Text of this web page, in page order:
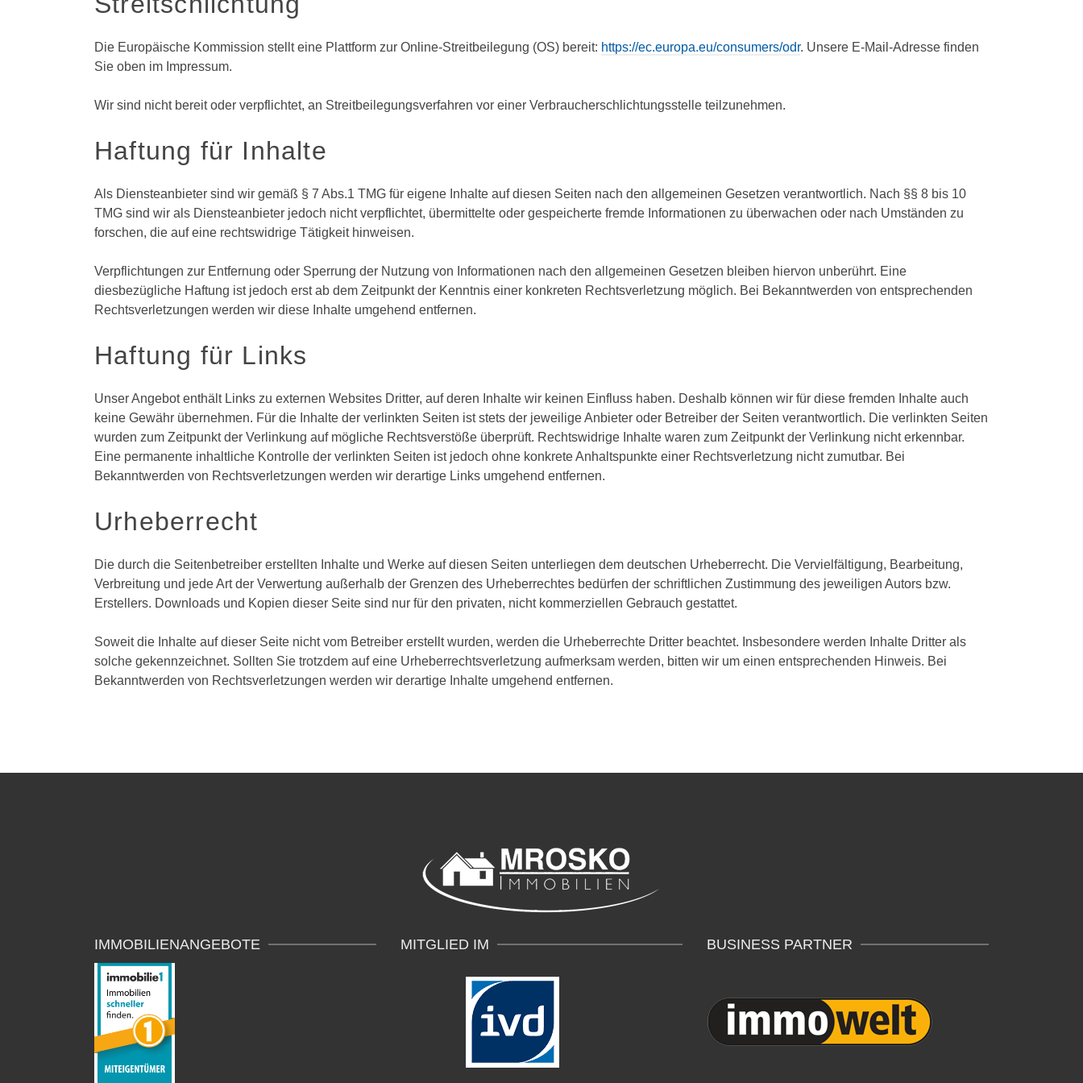
Die Europäische Kommission stellt eine Plattform zur Online-Streitbeilegung (OS) bereit: https://ec.europa.eu/consumers/odr. Unsere E-Mail-Adresse finden
Sie oben im Impressum.
Wir sind nicht bereit oder verpflichtet, an Streitbeilegungsverfahren vor einer Verbraucherschlichtungsstelle teilzunehmen.
Haftung für Inhalte
Als Diensteanbieter sind wir gemäß § 7 Abs.1 TMG für eigene Inhalte auf diesen Seiten nach den allgemeinen Gesetzen verantwortlich. Nach §§ 8 bis 10
TMG sind wir als Diensteanbieter jedoch nicht verpflichtet, übermittelte oder gespeicherte fremde Informationen zu überwachen oder nach Umständen zu
forschen, die auf eine rechtswidrige Tätigkeit hinweisen.
Verpflichtungen zur Entfernung oder Sperrung der Nutzung von Informationen nach den allgemeinen Gesetzen bleiben hiervon unberührt. Eine
diesbezügliche Haftung ist jedoch erst ab dem Zeitpunkt der Kenntnis einer konkreten Rechtsverletzung möglich. Bei Bekanntwerden von entsprechenden
Rechtsverletzungen werden wir diese Inhalte umgehend entfernen.
Haftung für Links
Unser Angebot enthält Links zu externen Websites Dritter, auf deren Inhalte wir keinen Einfluss haben. Deshalb können wir für diese fremden Inhalte auch
keine Gewähr übernehmen. Für die Inhalte der verlinkten Seiten ist stets der jeweilige Anbieter oder Betreiber der Seiten verantwortlich. Die verlinkten Seiten
wurden zum Zeitpunkt der Verlinkung auf mögliche Rechtsverstöße überprüft. Rechtswidrige Inhalte waren zum Zeitpunkt der Verlinkung nicht erkennbar.
Eine permanente inhaltliche Kontrolle der verlinkten Seiten ist jedoch ohne konkrete Anhaltspunkte einer Rechtsverletzung nicht zumutbar. Bei
Bekanntwerden von Rechtsverletzungen werden wir derartige Links umgehend entfernen.
Urheberrecht
Die durch die Seitenbetreiber erstellten Inhalte und Werke auf diesen Seiten unterliegen dem deutschen Urheberrecht. Die Vervielfältigung, Bearbeitung,
Verbreitung und jede Art der Verwertung außerhalb der Grenzen des Urheberrechtes bedürfen der schriftlichen Zustimmung des jeweiligen Autors bzw.
Erstellers. Downloads und Kopien dieser Seite sind nur für den privaten, nicht kommerziellen Gebrauch gestattet.
Soweit die Inhalte auf dieser Seite nicht vom Betreiber erstellt wurden, werden die Urheberrechte Dritter beachtet. Insbesondere werden Inhalte Dritter als
solche gekennzeichnet. Sollten Sie trotzdem auf eine Urheberrechtsverletzung aufmerksam werden, bitten wir um einen entsprechenden Hinweis. Bei
Bekanntwerden von Rechtsverletzungen werden wir derartige Inhalte umgehend entfernen.
IMMOBILIENANGEBOTE MITGLIED IM BUSINESS PARTNER